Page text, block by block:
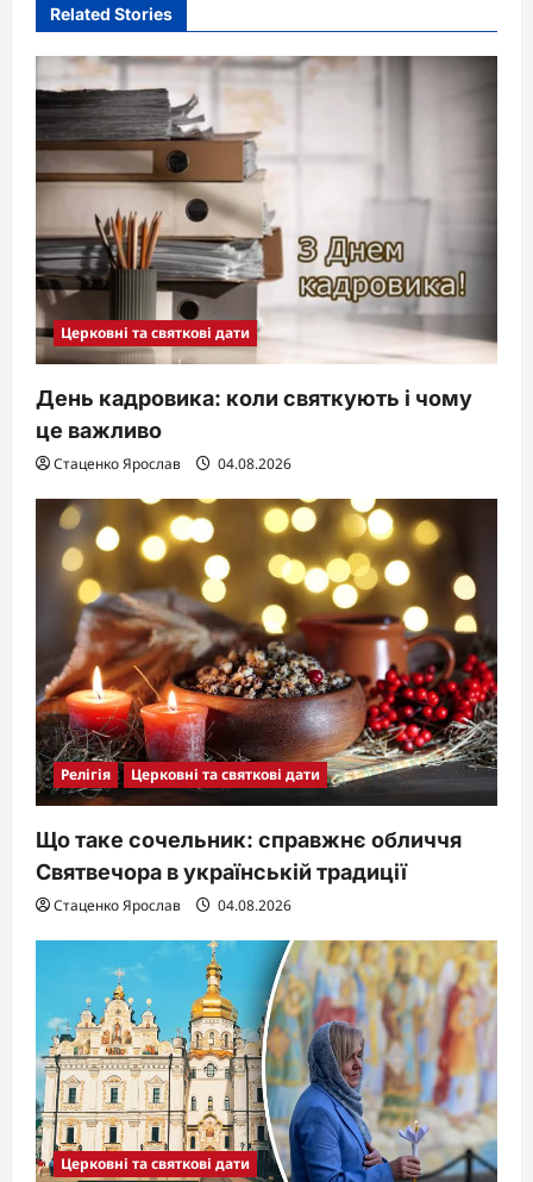
g
a
t
o
n
Related Stories
Церковні та святкові дати
День кадровика: коли святкують і чому
це важливо
Стаценко Ярослав 04.08.2026
Релігія Церковні та святкові дати
Що таке сочельник: справжнє обличчя
Святвечора в українській традиції
Стаценко Ярослав 04.08.2026
Церковні та святкові дати